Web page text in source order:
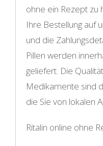
ohne ein Rezept zu
Ihre Bestellung auf
und die
Pillen werden
geliefert. Die
Medikamente sind
die Sie von lokalen
Ritalin online ohne